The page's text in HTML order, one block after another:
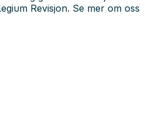
Revisjon. Se mer om oss